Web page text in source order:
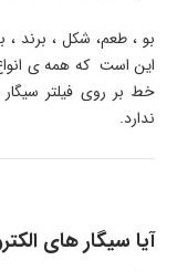
بو ، طعم، شکل ، برند
این است که همه ی
خط بر روی فیلتر
ندارد.
آیا سیگار های